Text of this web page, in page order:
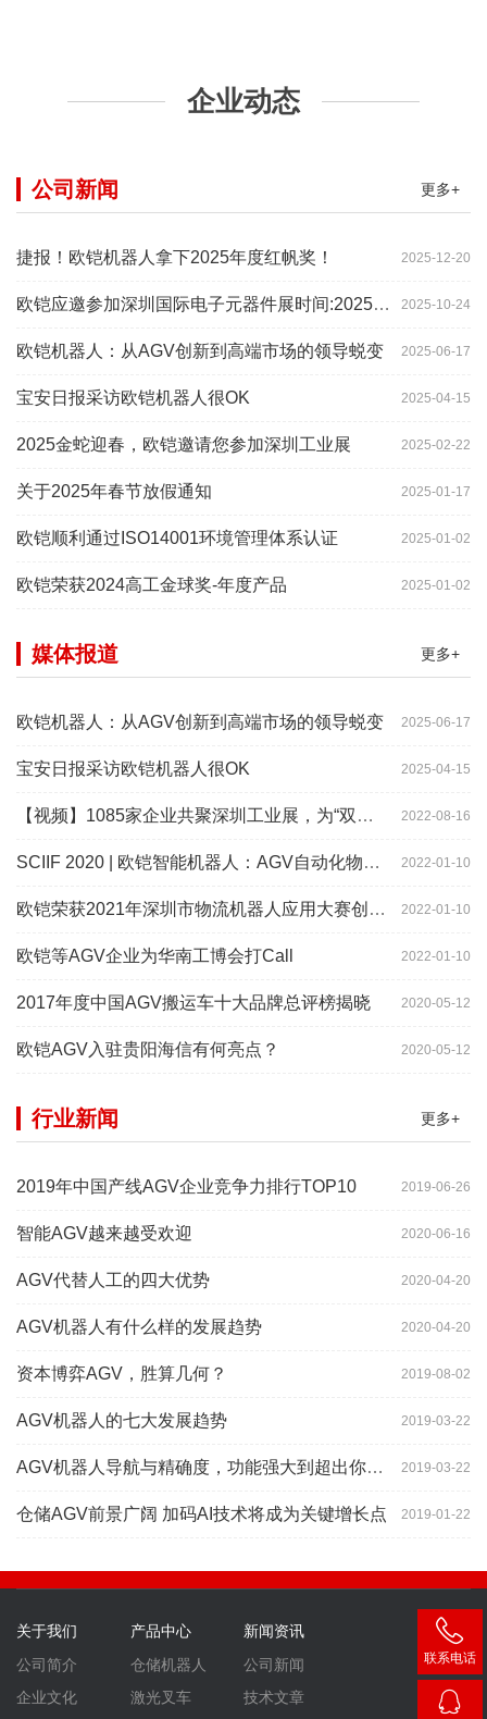
企业动态
更多+
公司新闻
2025-12-20
捷报！欧铠机器人拿下2025年度红帆奖！
2025-10-24
欧铠应邀参加深圳国际电子元器件展时间:2025年10月28-
2025-06-17
欧铠机器人：从AGV创新到高端市场的领导蜕变
2025-04-15
宝安日报采访欧铠机器人很OK
2025-02-22
2025金蛇迎春，欧铠邀请您参加深圳工业展
2025-01-17
关于2025年春节放假通知
2025-01-02
欧铠顺利通过ISO14001环境管理体系认证
2025-01-02
欧铠荣获2024高工金球奖-年度产品
更多+
媒体报道
2025-06-17
欧铠机器人：从AGV创新到高端市场的领导蜕变
2025-04-15
宝安日报采访欧铠机器人很OK
2022-08-16
【视频】1085家企业共聚深圳工业展，为“双链”畅通堵点、卡点
2022-01-10
SCIIF 2020 | 欧铠智能机器人：AGV自动化物流设备及系统
2022-01-10
欧铠荣获2021年深圳市物流机器人应用大赛创新项目奖
2022-01-10
欧铠等AGV企业为华南工博会打Call
2020-05-12
2017年度中国AGV搬运车十大品牌总评榜揭晓
2020-05-12
欧铠AGV入驻贵阳海信有何亮点？
更多+
行业新闻
2019-06-26
2019年中国产线AGV企业竞争力排行TOP10
2020-06-16
智能AGV越来越受欢迎
2020-04-20
AGV代替人工的四大优势
2020-04-20
AGV机器人有什么样的发展趋势
2019-08-02
资本博弈AGV，胜算几何？
2019-03-22
AGV机器人的七大发展趋势
2019-03-22
AGV机器人导航与精确度，功能强大到超出你想象
2019-01-22
仓储AGV前景广阔 加码AI技术将成为关键增长点
关于我们
公司简介
企业文化
产品中心
仓储机器人
激光叉车
新闻资讯
公司新闻
技术文章
联系电话
400-